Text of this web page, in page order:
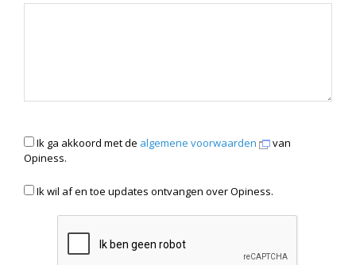
Ik ga akkoord met de algemene voorwaarden
van
Opiness.
Ik wil af en toe updates ontvangen over Opiness.